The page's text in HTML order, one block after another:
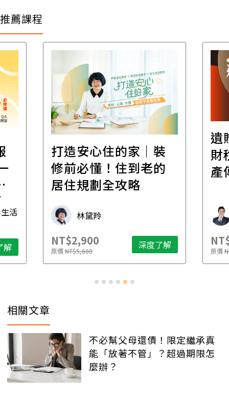
推薦課程
活
解
打造安心住的家｜裝
修前必懂！住到老的
居住規劃全攻略
林黛羚
NT$2,900
原價NT$5,600 深度了解
遺
財
產
原價
相關文章
不必幫父母還債！限定繼承真
能「放著不管」？超過期限怎
麼辦？